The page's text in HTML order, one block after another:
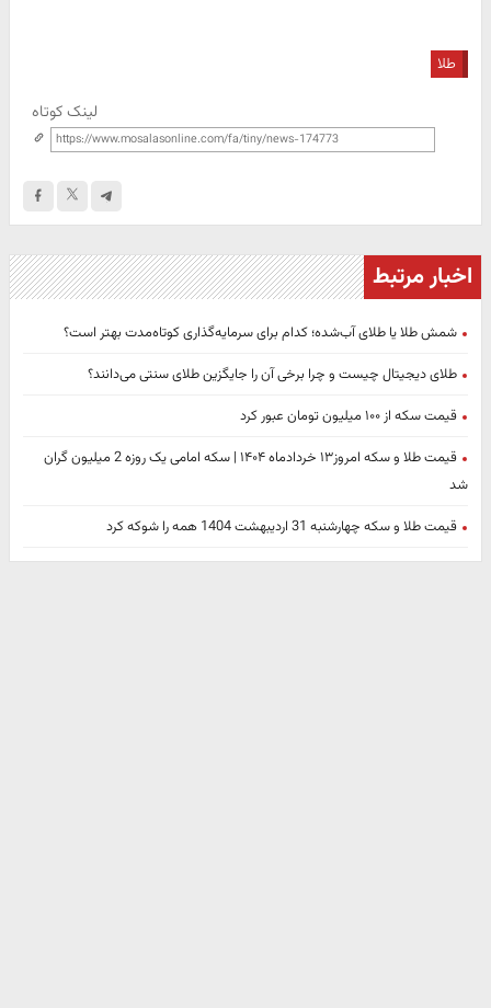
طلا
لینک کوتاه
اخبار مرتبط
شمش طلا یا طلای آب‌شده؛ کدام برای سرمایه‌گذاری کوتاه‌مدت بهتر است؟
طلای دیجیتال چیست و چرا برخی آن را جایگزین طلای سنتی می‌دانند؟
قیمت سکه از ۱۰۰ میلیون تومان عبور کرد
قیمت طلا و سکه امروز۱۳ خردادماه ۱۴۰۴ | سکه امامی یک روزه 2 میلیون گران
شد
قیمت طلا و سکه چهارشنبه 31 اردیبهشت 1404 همه را شوکه کرد